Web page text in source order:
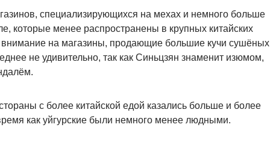
специализирующихся на мехах и немного больше
которые менее распространены в крупных китайских
внимание на магазины, продающие большие кучи сушёных
не удивительно, так как Синьцзян знаменит изюмом,
с более китайской едой казались больше и более
как уйгурские были немного менее людными.